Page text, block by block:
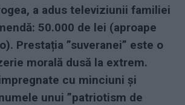
a adus televiziunii familiei
50.000 de lei (aproape
Prestația ”suveranei” este o
morală dusă la extrem.
cu minciuni și
unui ”patriotism de